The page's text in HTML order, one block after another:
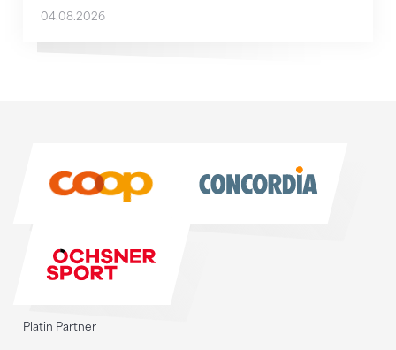
04.08.2026
Platin Partner